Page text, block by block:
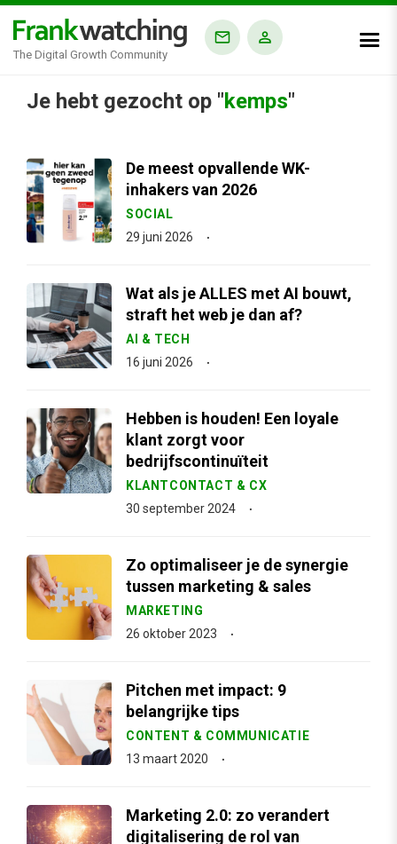
The Digital Growth Community
Je hebt gezocht op "kemps"
De meest opvallende WK-
inhakers van 2026
SOCIAL
29 juni 2026
Wat als je ALLES met AI bouwt,
straft het web je dan af?
AI & TECH
16 juni 2026
Hebben is houden! Een loyale
klant zorgt voor
bedrijfscontinuïteit
KLANTCONTACT & CX
30 september 2024
Zo optimaliseer je de synergie
tussen marketing & sales
MARKETING
26 oktober 2023
Pitchen met impact: 9
belangrijke tips
CONTENT & COMMUNICATIE
13 maart 2020
Marketing 2.0: zo verandert
digitalisering de rol van